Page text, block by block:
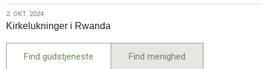
2024
2.
okt.
2024
2. OKT. 2024
Kirkelukninger i Rwanda
Find gudstjeneste Find menighed